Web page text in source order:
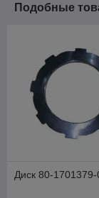
Подобные
Диск 80-1701379-